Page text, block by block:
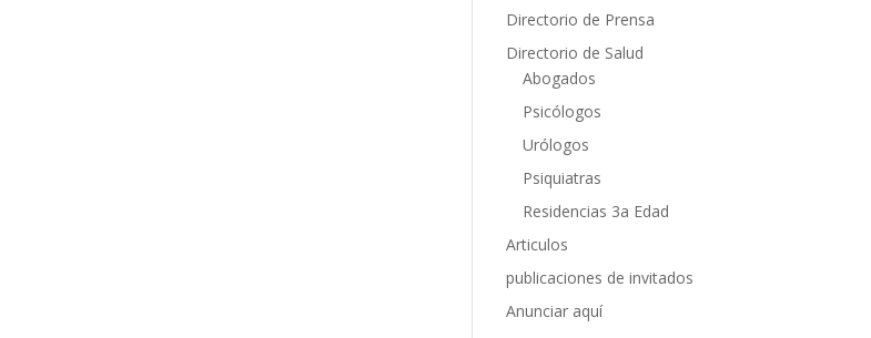
Directorio de Prensa
Directorio de Salud
Abogados
Psicólogos
Urólogos
Psiquiatras
Residencias 3a Edad
Articulos
publicaciones de invitados
Anunciar aquí